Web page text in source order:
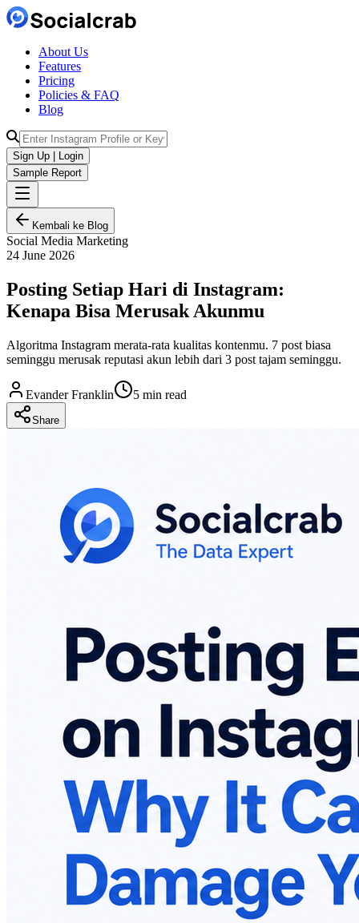
About Us
Features
Pricing
Policies & FAQ
Blog
Sign Up | Login
Sample Report
Kembali ke Blog
Social Media Marketing
24 June 2026
Posting Setiap Hari di Instagram:
Kenapa Bisa Merusak Akunmu
Algoritma Instagram merata-rata kualitas kontenmu. 7 post biasa
seminggu merusak reputasi akun lebih dari 3 post tajam seminggu.
Evander Franklin 5 min read
Share